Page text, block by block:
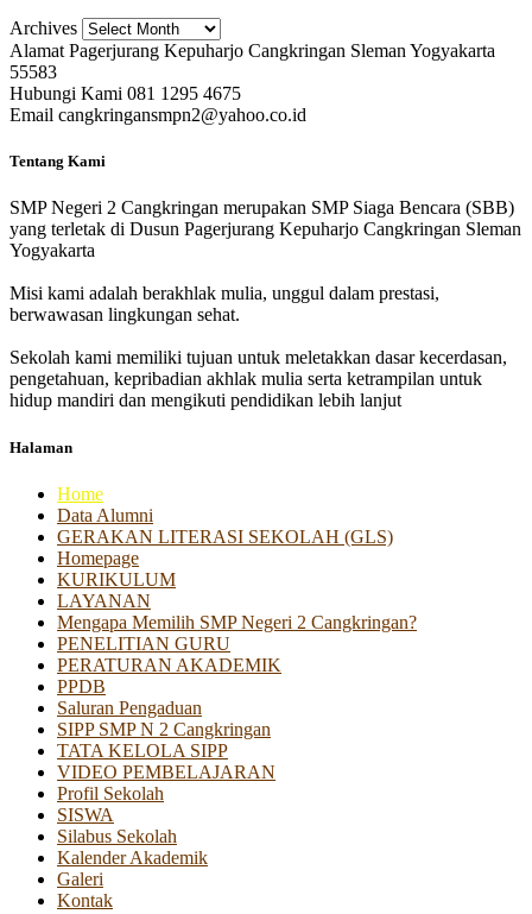
Archives
Alamat Pagerjurang Kepuharjo Cangkringan Sleman Yogyakarta
55583
Hubungi Kami 081 1295 4675
Email cangkringansmpn2@yahoo.co.id
Tentang Kami
SMP Negeri 2 Cangkringan merupakan SMP Siaga Bencara (SBB)
yang terletak di Dusun Pagerjurang Kepuharjo Cangkringan Sleman
Yogyakarta
Misi kami adalah berakhlak mulia, unggul dalam prestasi,
berwawasan lingkungan sehat.
Sekolah kami memiliki tujuan untuk meletakkan dasar kecerdasan,
pengetahuan, kepribadian akhlak mulia serta ketrampilan untuk
hidup mandiri dan mengikuti pendidikan lebih lanjut
Halaman
Home
Data Alumni
GERAKAN LITERASI SEKOLAH (GLS)
Homepage
KURIKULUM
LAYANAN
Mengapa Memilih SMP Negeri 2 Cangkringan?
PENELITIAN GURU
PERATURAN AKADEMIK
PPDB
Saluran Pengaduan
SIPP SMP N 2 Cangkringan
TATA KELOLA SIPP
VIDEO PEMBELAJARAN
Profil Sekolah
SISWA
Silabus Sekolah
Kalender Akademik
Galeri
Kontak